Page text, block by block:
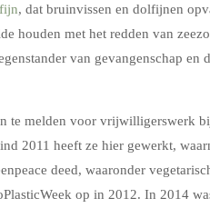
, dat bruinvissen en dolfijnen
houden met het redden van
van gevangenschap
te melden voor vrijwilligerswerk
2011 heeft ze hier gewerkt,
deed, waaronder
op in 2012. In 2014